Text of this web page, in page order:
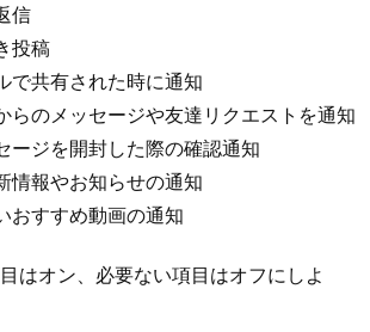
信
投稿
で共有された時に通知
らのメッセージや友達リクエストを通知
ージを開封した際の確認通知
情報やお知らせの通知
おすすめ動画の通知
はオン、必要ない項目はオフにしよ